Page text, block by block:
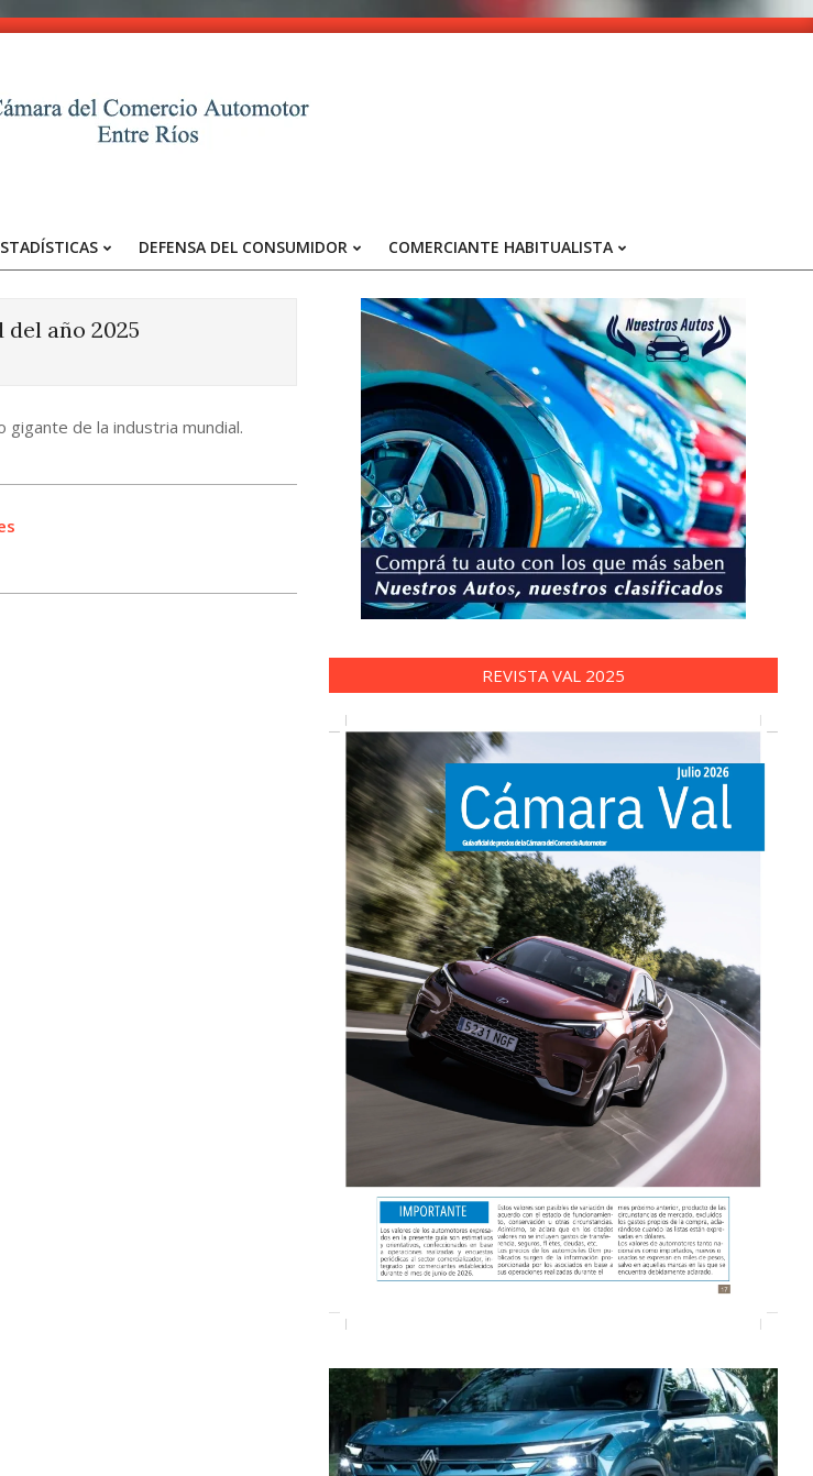
Primary
DEFENSA DEL CONSUMIDOR COMERCIANTE HABITUALISTA
año 2025
gigante de la industria mundial.
REVISTA VAL 2025